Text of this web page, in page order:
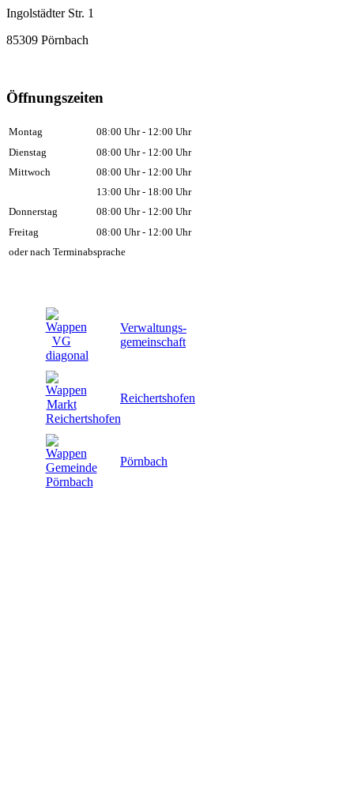
Ingolstädter Str. 1
85309 Pörnbach
Öffnungszeiten
Montag
08:00 Uhr - 12:00 Uhr
Dienstag
08:00 Uhr - 12:00 Uhr
Mittwoch
08:00 Uhr - 12:00 Uhr
13:00 Uhr - 18:00 Uhr
Donnerstag
08:00 Uhr - 12:00 Uhr
Freitag
08:00 Uhr - 12:00 Uhr
oder nach Terminabsprache
Verwaltungs-
gemeinschaft
Reichertshofen
Pörnbach